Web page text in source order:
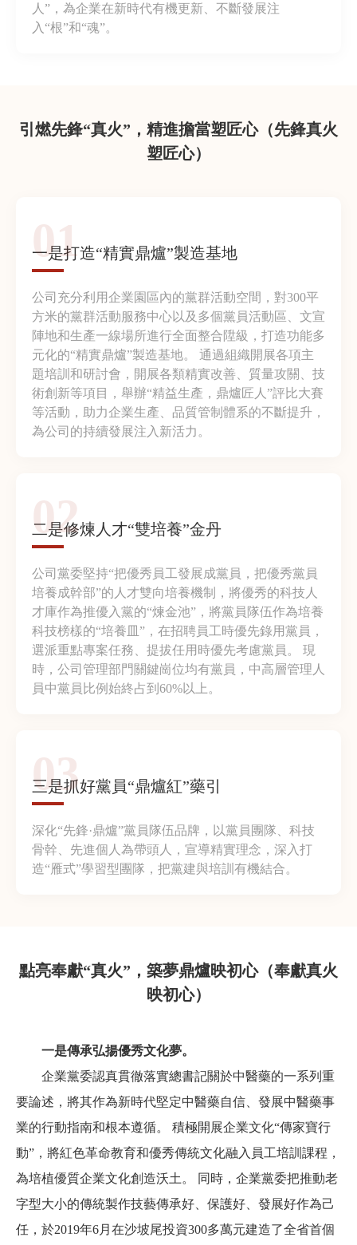
人”，為企業在新時代有機更新、不斷發展注
入“根”和“魂”。
引燃先鋒“真火”，精進擔當塑匠心（先鋒真火
塑匠心）
01
一是打造“精實鼎爐”製造基地
公司充分利用企業園區內的黨群活動空間，對300平
方米的黨群活動服務中心以及多個黨員活動區、文宣
陣地和生產一線場所進行全面整合陞級，打造功能多
元化的“精實鼎爐”製造基地。 通過組織開展各項主
題培訓和研討會，開展各類精實改善、質量攻關、技
術創新等項目，舉辦“精益生產，鼎爐匠人”評比大賽
等活動，助力企業生產、品質管制體系的不斷提升，
為公司的持續發展注入新活力。
02
二是修煉人才“雙培養”金丹
公司黨委堅持“把優秀員工發展成黨員，把優秀黨員
培養成幹部”的人才雙向培養機制，將優秀的科技人
才庫作為推優入黨的“煉金池”，將黨員隊伍作為培養
科技榜樣的“培養皿”，在招聘員工時優先錄用黨員，
選派重點專案任務、提拔任用時優先考慮黨員。 現
時，公司管理部門關鍵崗位均有黨員，中高層管理人
員中黨員比例始終占到60%以上。
03
三是抓好黨員“鼎爐紅”藥引
深化“先鋒·鼎爐”黨員隊伍品牌，以黨員團隊、科技
骨幹、先進個人為帶頭人，宣導精實理念，深入打
造“雁式”學習型團隊，把黨建與培訓有機結合。
點亮奉獻“真火”，築夢鼎爐映初心（奉獻真火
映初心）
一是傳承弘揚優秀文化夢。
企業黨委認真貫徹落實總書記關於中醫藥的一系列重
要論述，將其作為新時代堅定中醫藥自信、發展中醫藥事
業的行動指南和根本遵循。 積極開展企業文化“傳家寶行
動”，將紅色革命教育和優秀傳統文化融入員工培訓課程，
為培植優質企業文化創造沃土。 同時，企業黨委把推動老
字型大小的傳統製作技藝傳承好、保護好、發展好作為己
任，於2019年6月在沙坡尾投資300多萬元建造了全省首個